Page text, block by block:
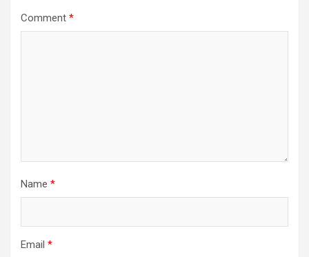
Comment *
Name *
Email *